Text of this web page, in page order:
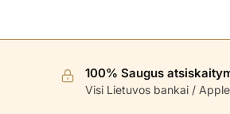
100% Saugus
Visi Lietuvos bankai /